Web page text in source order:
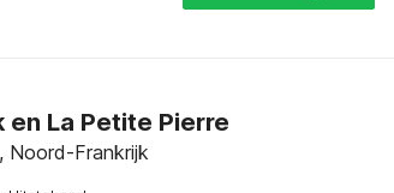
en La Petite Pierre
Noord-Frankrijk